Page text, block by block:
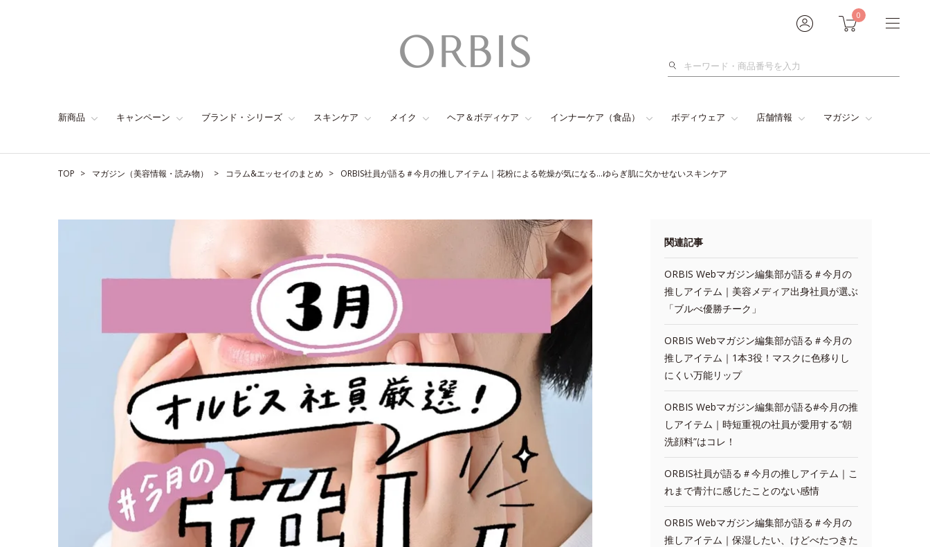
0
検
新商品 キャンペーン ブランド・シリーズ スキンケア メイク ヘア＆ボディケア インナーケア（食品） ボディウェア 店舗情報 マガジン
TOP マガジン（美容情報・読み物） コラム&エッセイのまとめ ORBIS社員が語る＃今月の推しアイテム｜花粉による乾燥が気になる…ゆらぎ肌に欠かせないスキンケア
関連記事
ORBIS Webマガジン編集部が語る＃今月の
推しアイテム｜美容メディア出身社員が選ぶ
「ブルべ優勝チーク」
ORBIS Webマガジン編集部が語る＃今月の
推しアイテム｜1本3役！マスクに色移りし
にくい万能リップ
ORBIS Webマガジン編集部が語る#今月の推
しアイテム｜時短重視の社員が愛用する“朝
洗顔料”はコレ！
ORBIS社員が語る＃今月の推しアイテム｜こ
れまで青汁に感じたことのない感情
ORBIS Webマガジン編集部が語る＃今月の
推しアイテム｜保湿したい、けどべたつきた